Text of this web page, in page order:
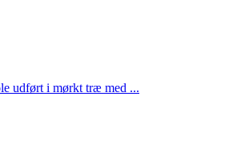
udført i mørkt træ med ...